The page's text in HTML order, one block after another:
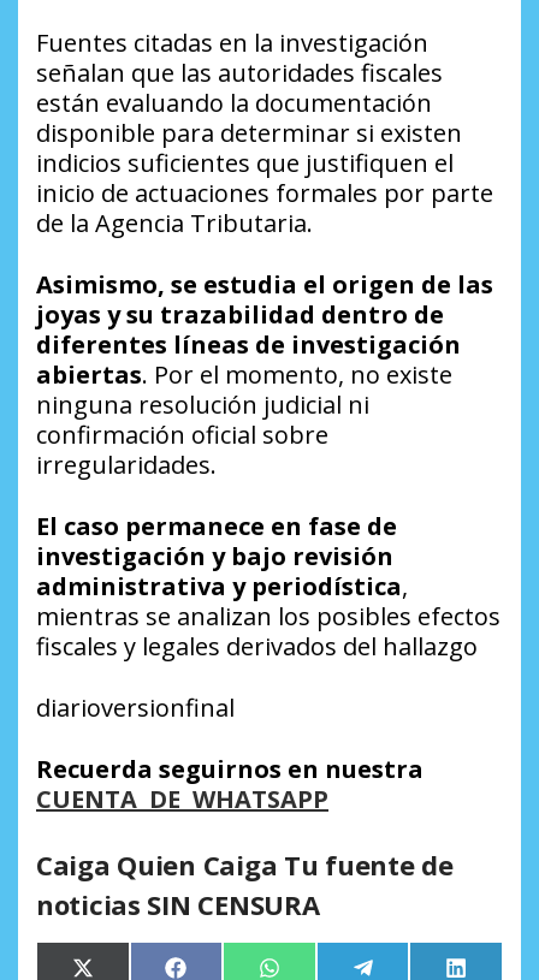
Fuentes citadas en la investigación
señalan que las autoridades fiscales
están evaluando la documentación
disponible para determinar si existen
indicios suficientes que justifiquen el
inicio de actuaciones formales por parte
de la Agencia Tributaria.
Asimismo, se estudia el origen de las
joyas y su trazabilidad dentro de
diferentes líneas de investigación
abiertas. Por el momento, no existe
ninguna resolución judicial ni
confirmación oficial sobre
irregularidades.
El caso permanece en fase de
investigación y bajo revisión
administrativa y periodística,
mientras se analizan los posibles efectos
fiscales y legales derivados del hallazgo
diarioversionfinal
Recuerda seguirnos en nuestra
CUENTA DE WHATSAPP
Caiga Quien Caiga Tu fuente de
noticias SIN CENSURA
Compartir
X Compartir
Facebook Compartir
WhatsApp Compartir
Telegram LinkedIn